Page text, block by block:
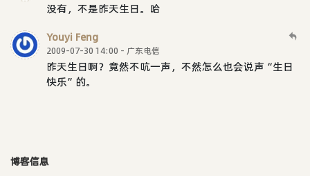
没有，不是昨天生日。哈
Youyi Feng
2009-07-30 14:00 - 广东电信
昨天生日啊？竟然不吭一声，不然怎么也会说声“生日
快乐”的。
博客信息